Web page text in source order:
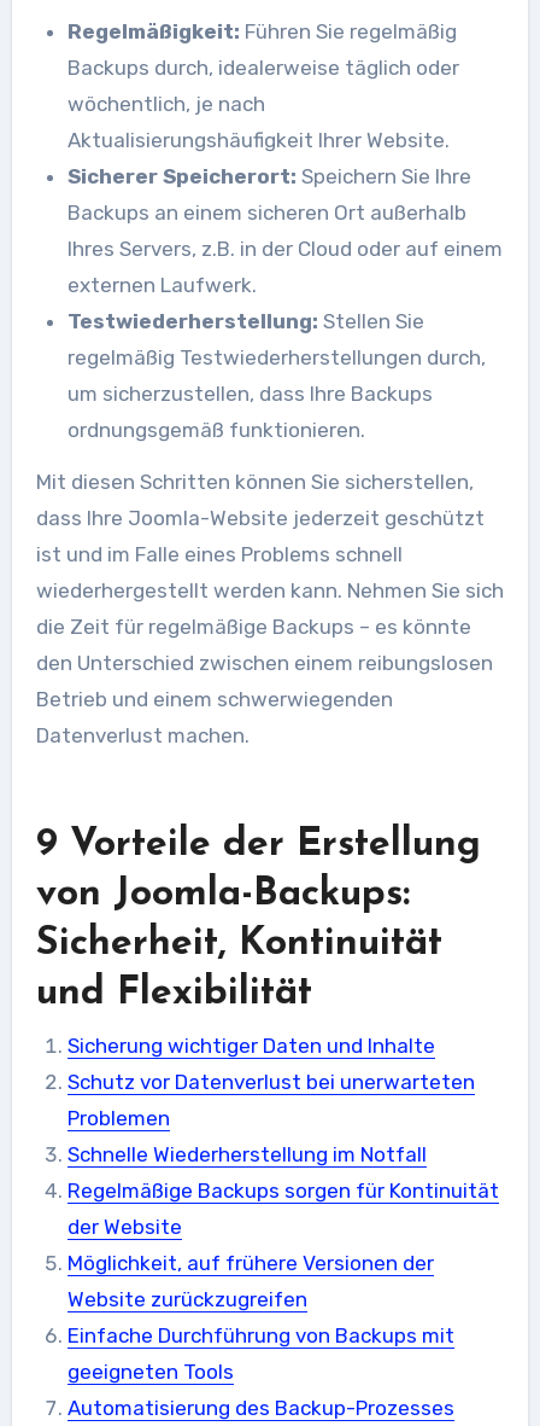
Regelmäßigkeit: Führen Sie regelmäßig
Backups durch, idealerweise täglich oder
wöchentlich, je nach
Aktualisierungshäufigkeit Ihrer Website.
Sicherer Speicherort: Speichern Sie Ihre
Backups an einem sicheren Ort außerhalb
Ihres Servers, z.B. in der Cloud oder auf einem
externen Laufwerk.
Testwiederherstellung: Stellen Sie
regelmäßig Testwiederherstellungen durch,
um sicherzustellen, dass Ihre Backups
ordnungsgemäß funktionieren.
Mit diesen Schritten können Sie sicherstellen,
dass Ihre Joomla-Website jederzeit geschützt
ist und im Falle eines Problems schnell
wiederhergestellt werden kann. Nehmen Sie sich
die Zeit für regelmäßige Backups – es könnte
den Unterschied zwischen einem reibungslosen
Betrieb und einem schwerwiegenden
Datenverlust machen.
9 Vorteile der Erstellung
von Joomla-Backups:
Sicherheit, Kontinuität
und Flexibilität
Sicherung wichtiger Daten und Inhalte
Schutz vor Datenverlust bei unerwarteten
Problemen
Schnelle Wiederherstellung im Notfall
Regelmäßige Backups sorgen für Kontinuität
der Website
Möglichkeit, auf frühere Versionen der
Website zurückzugreifen
Einfache Durchführung von Backups mit
geeigneten Tools
Automatisierung des Backup-Prozesses